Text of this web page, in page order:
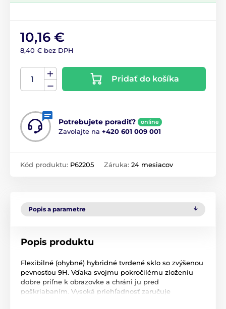
10,16 €
8,40 € bez DPH
Pridať do košíka
Potrebujete poradiť? online
Zavolajte na +420 601 009 001
Kód produktu: P62205 Záruka: 24 mesiacov
Popis a parametre
Popis produktu
Flexibilné (ohybné) hybridné tvrdené sklo so zvýšenou
pevnosťou 9H. Vďaka svojmu pokročilému zloženiu
dobre priľne k obrazovke a chráni ju pred
poškriabaním. Vysoká priehľadnosť zaručuje